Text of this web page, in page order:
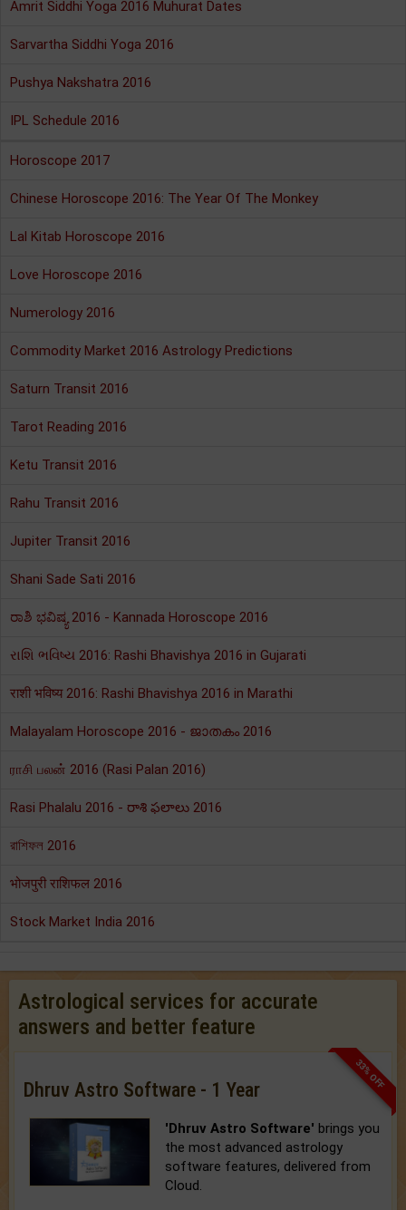
Amrit Siddhi Yoga 2016 Muhurat Dates
Sarvartha Siddhi Yoga 2016
Pushya Nakshatra 2016
IPL Schedule 2016
Horoscope 2017
Chinese Horoscope 2016: The Year Of The Monkey
Lal Kitab Horoscope 2016
Love Horoscope 2016
Numerology 2016
Commodity Market 2016 Astrology Predictions
Saturn Transit 2016
Tarot Reading 2016
Ketu Transit 2016
Rahu Transit 2016
Jupiter Transit 2016
Shani Sade Sati 2016
ರಾಶಿ ಭವಿಷ್ಯ 2016 - Kannada Horoscope 2016
રાશિ ભવિષ્ય 2016: Rashi Bhavishya 2016 in Gujarati
राशी भविष्य 2016: Rashi Bhavishya 2016 in Marathi
Malayalam Horoscope 2016 - ജാതകം 2016
ராசி பலன் 2016 (Rasi Palan 2016)
Rasi Phalalu 2016 - రాశి ఫలాలు 2016
রাশিফল 2016
भोजपुरी राशिफल 2016
Stock Market India 2016
Astrological services for accurate
answers and better feature
33% OFF
Dhruv Astro Software - 1 Year
'Dhruv Astro Software' brings you
the most advanced astrology
software features, delivered from
Cloud.